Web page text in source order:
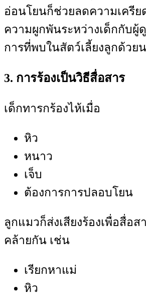
อ่อนโยนก็ช่วยลดความเครีย
ความผูกพันระหว่างเด็กกับผู้
การที่พบในสัตว์เลี้ยงลูกด้ว
3. การร้องเป็นวิธีสื่อสาร
เด็กทารกร้องไห้เมื่อ
หิว
หนาว
เจ็บ
ต้องการการปลอบโยน
ลูกแมวก็ส่งเสียงร้องเพื่อสื่อ
คล้ายกัน เช่น
เรียกหาแม่
หิว